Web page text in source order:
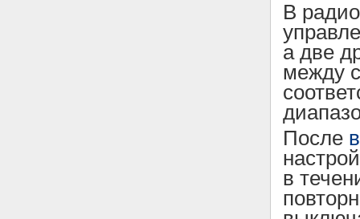
В
а две
между
После
в